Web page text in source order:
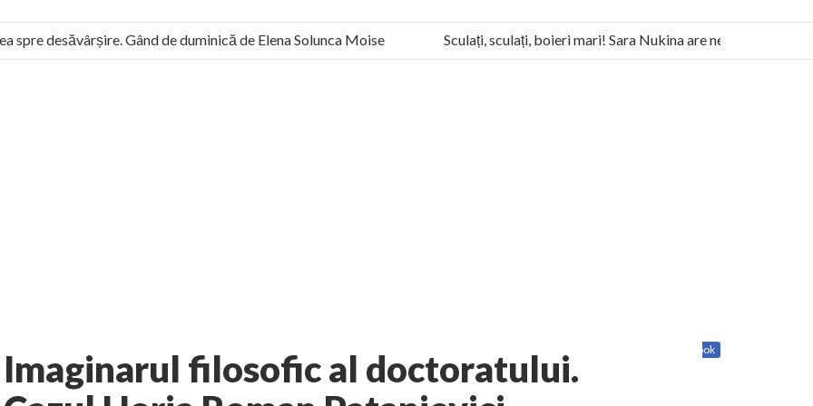
desăvârșire. Gând de duminică de Elena Solunca Moise
Sculați, sculați, boieri mari! Sara Nukina are nevoie de ajutorul
“românii sunt slavi, nu latini”. Fostul agent ceaușist de la Humanitas militează pentru federalizarea României
Facebook
Imaginarul filosofic al doctoratului.